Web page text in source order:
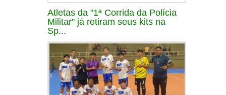
Atletas da "1ª Corrida da Polícia
Militar" já retiram seus kits na
Sp...